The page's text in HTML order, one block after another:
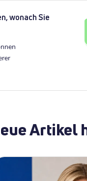
wonach Sie
Artikel